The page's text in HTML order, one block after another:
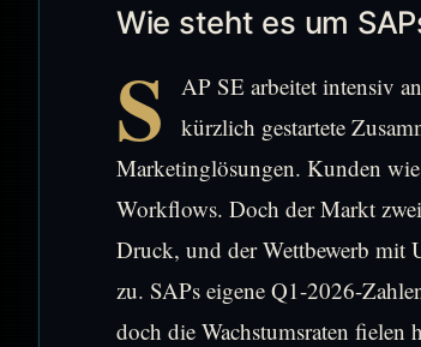
Wie steht es um
S
AP SE arbeitet intensiv
kürzlich gestartete
Marketinglösungen. Kunden wie
Workflows. Doch der Markt
Druck, und der Wettbewerb mit
zu. SAPs eigene Q1-2026-
doch die Wachstumsraten